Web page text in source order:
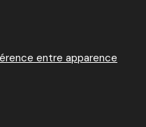
entre apparence